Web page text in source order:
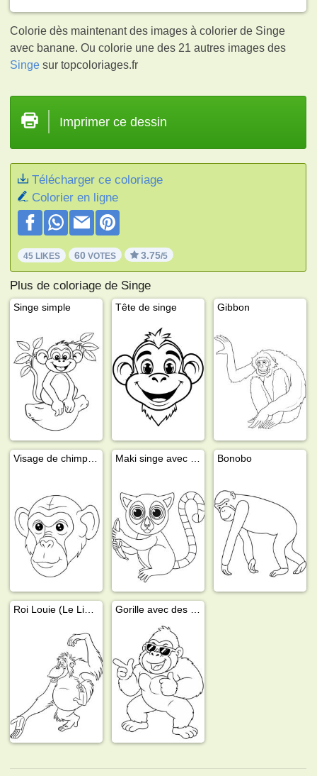
Colorie dès maintenant des images à colorier de Singe
avec banane. Ou colorie une des 21 autres images des
Singe sur topcoloriages.fr
Imprimer ce dessin
Télécharger ce coloriage
Colorier en ligne
45 LIKES 60 VOTES 3.75/5
Plus de coloriage de Singe
Singe simple Tête de singe Gibbon
Bonobo